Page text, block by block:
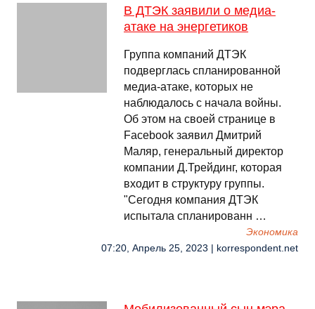
В ДТЭК заявили о медиа-
атаке на энергетиков
Группа компаний ДТЭК
подверглась спланированной
медиа-атаке, которых не
наблюдалось с начала войны.
Об этом на своей странице в
Facebook заявил Дмитрий
Маляр, генеральный директор
компании Д.Трейдинг, которая
входит в структуру группы.
"Сегодня компания ДТЭК
испытала спланированн …
Экономика
07:20, Апрель 25, 2023 | korrespondent.net